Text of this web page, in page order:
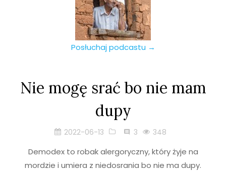
Posłuchaj podcastu →
Nie mogę srać bo nie mam
dupy
2022-06-13 3 348
Demodex to robak alergoryczny, który żyje na
mordzie i umiera z niedosrania bo nie ma dupy.